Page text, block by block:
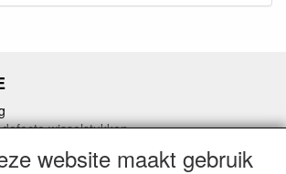
wisselstukken
website maakt gebruik